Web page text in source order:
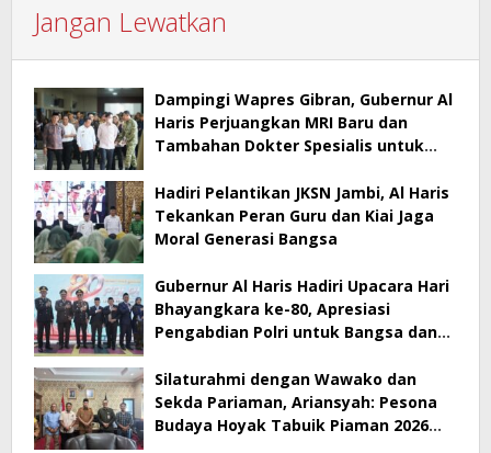
Jangan Lewatkan
Dampingi Wapres Gibran, Gubernur Al
Haris Perjuangkan MRI Baru dan
Tambahan Dokter Spesialis untuk
Hadiri Pelantikan JKSN Jambi, Al Haris
Tekankan Peran Guru dan Kiai Jaga
Moral Generasi Bangsa
Gubernur Al Haris Hadiri Upacara Hari
Bhayangkara ke-80, Apresiasi
Pengabdian Polri untuk Bangsa dan
Silaturahmi dengan Wawako dan
Sekda Pariaman, Ariansyah: Pesona
Budaya Hoyak Tabuik Piaman 2026